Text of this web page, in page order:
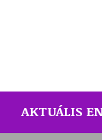
AKTUÁLIS